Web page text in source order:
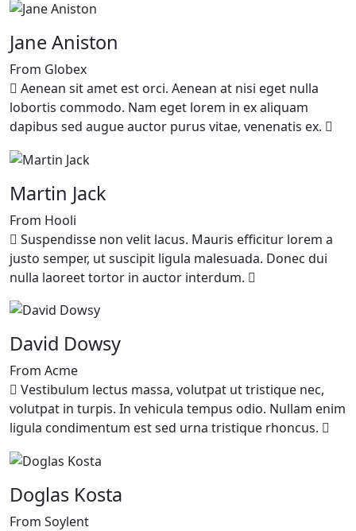
Jane Aniston
From Globex
Aenean sit amet est orci. Aenean at nisi eget nulla
lobortis commodo. Nam eget lorem in ex aliquam
dapibus sed augue auctor purus vitae, venenatis ex.
Martin Jack
From Hooli
Suspendisse non velit lacus. Mauris efficitur lorem a
justo semper, ut suscipit ligula malesuada. Donec dui
nulla laoreet tortor in auctor interdum.
David Dowsy
From Acme
Vestibulum lectus massa, volutpat ut tristique nec,
volutpat in turpis. In vehicula tempus odio. Nullam enim
ligula condimentum est sed urna tristique rhoncus.
Doglas Kosta
From Soylent